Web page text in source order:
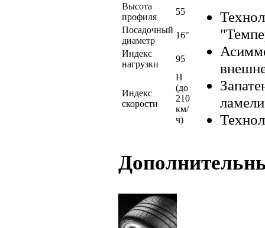
Высота
профиля
55
Посадочный
диаметр
16"
Индекс
нагрузки
95
Индекс
скорости
H
(до
210
км/
ч)